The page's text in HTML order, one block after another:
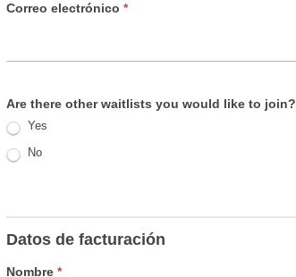
Correo electrónico *
Are there other waitlists you would like to join?
Yes
No
Datos de facturación
Nombre *